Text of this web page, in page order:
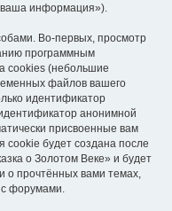
информация»).
Во-первых, просмотр
программным
cookies (небольшие
файлов вашего
идентификатор
анонимной
присвоенные вам
cookie будет создана после
о Золотом Веке» и будет
о прочтённых вами темах,
форумами.